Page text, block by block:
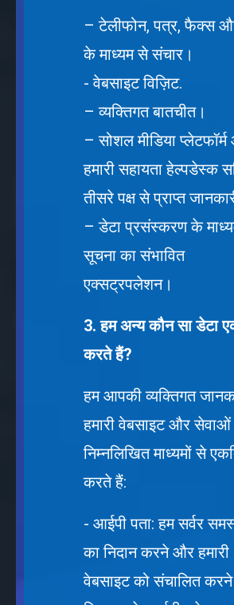
– टेलीफोन, पत्र, फैक्स
के माध्यम से संचार।
- वेबसाइट विज़िट.
– व्यक्तिगत बातचीत।
– सोशल मीडिया
हमारी सहायता हेल्पडेस्क
तीसरे पक्ष से प्राप्त
– डेटा प्रसंस्करण के
सूचना का संभावित
एक्सट्रपलेशन।
3. हम अन्य कौन सा डेटा
करते हैं?
हम आपकी व्यक्तिगत
हमारी वेबसाइट और
निम्नलिखित माध्यमों से
करते हैं:
- आईपी पता: हम सर्वर
का निदान करने और हमारी
वेबसाइट को संचालित